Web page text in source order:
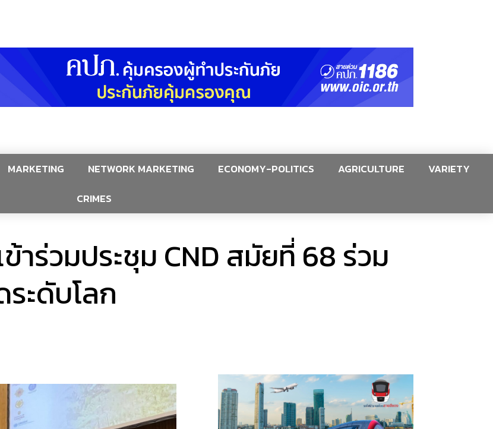
MARKETING NETWORK MARKETING ECONOMY-POLITICS AGRICULTURE
VARIETY
CRIMES
าร่วมประชุม CND สมัยที่ 68 ร่วม
ะดับโลก